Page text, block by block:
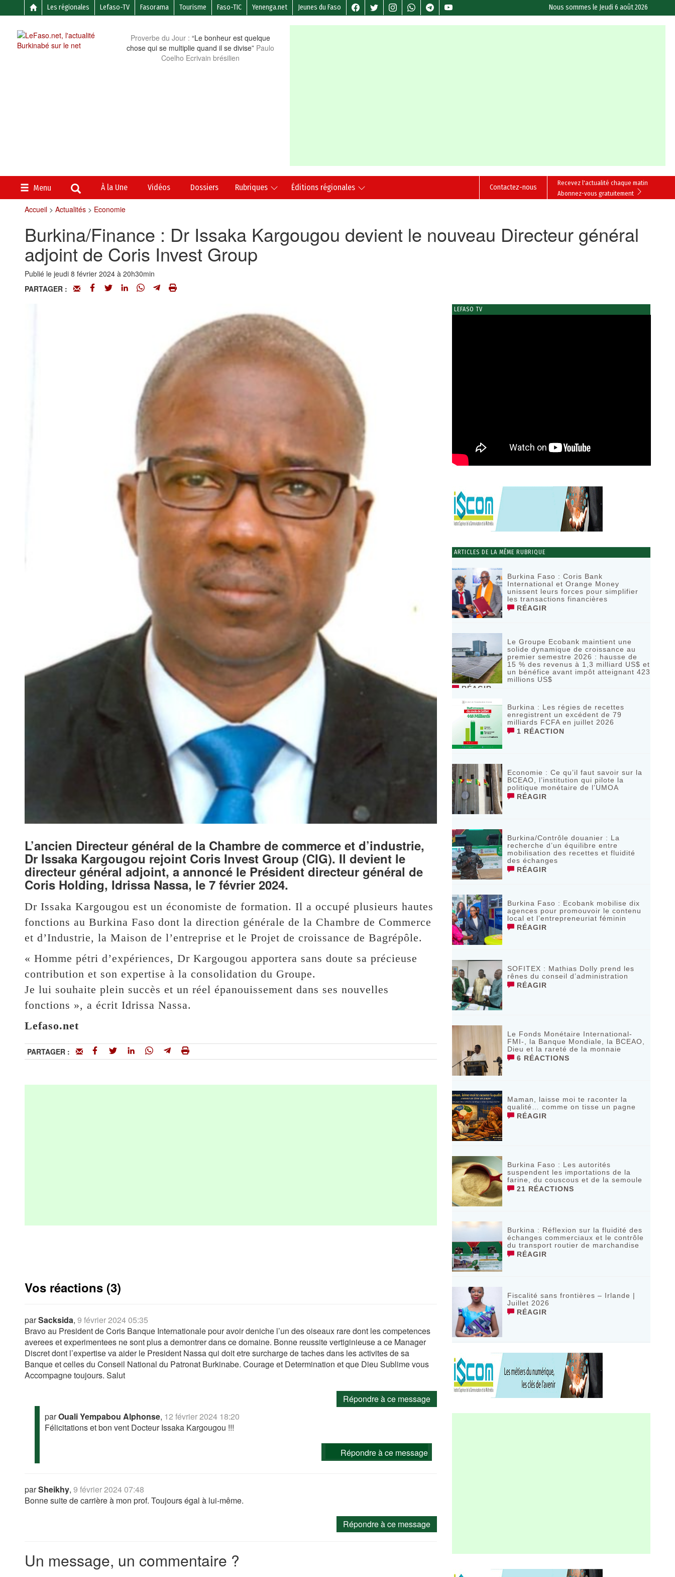
Les régionales Lefaso-TV Fasorama Tourisme Faso-TIC Yenenga.net Jeunes du Faso Nous sommes le Jeudi 6 août 2026
Proverbe du Jour : “Le bonheur est quelque
chose qui se multiplie quand il se divise” Paulo
Coelho Ecrivain brésilien
Menu À la Une Vidéos Dossiers Rubriques Éditions régionales
Recevez l'actualité chaque matin
Abonnez-vous gratuitement
Contactez-nous
Accueil> Actualités> Economie
Burkina/Finance : Dr Issaka Kargougou devient le nouveau Directeur général
adjoint de Coris Invest Group
Publié le jeudi 8 février 2024 à 20h30min
PARTAGER :
L’ancien Directeur général de la Chambre de commerce et d’industrie,
Dr Issaka Kargougou rejoint Coris Invest Group (CIG). Il devient le
directeur général adjoint, a annoncé le Président directeur général de
Coris Holding, Idrissa Nassa, le 7 février 2024.
Dr Issaka Kargougou est un économiste de formation. Il a occupé plusieurs hautes
fonctions au Burkina Faso dont la direction générale de la Chambre de Commerce
et d’Industrie, la Maison de l’entreprise et le Projet de croissance de Bagrépôle.
« Homme pétri d’expériences, Dr Kargougou apportera sans doute sa précieuse
contribution et son expertise à la consolidation du Groupe.
Je lui souhaite plein succès et un réel épanouissement dans ses nouvelles
fonctions », a écrit Idrissa Nassa.
Lefaso.net
PARTAGER :
Vos réactions (3)
parSacksida, 9 février 2024 05:35
Bravo au President de Coris Banque Internationale pour avoir deniche l’un des oiseaux rare dont les competences
averees et experimentees ne sont plus a demontrer dans ce domaine. Bonne reussite vertiginieuse a ce Manager
Discret dont l’expertise va aider le President Nassa qui doit etre surcharge de taches dans les activites de sa
Banque et celles du Conseil National du Patronat Burkinabe. Courage et Determination et que Dieu Sublime vous
Accompagne toujours. Salut
Répondre à ce message
parOuali Yempabou Alphonse, 12 février 2024 18:20
Félicitations et bon vent Docteur Issaka Kargougou !!!
Répondre à ce message
parSheikhy, 9 février 2024 07:48
Bonne suite de carrière à mon prof. Toujours égal à lui-même.
Répondre à ce message
Un message, un commentaire ?
LEFASO TV
ARTICLES DE LA MÊME RUBRIQUE
Burkina Faso : Coris Bank
International et Orange Money
unissent leurs forces pour simplifier
les transactions financières
RÉAGIR
Le Groupe Ecobank maintient une
solide dynamique de croissance au
premier semestre 2026 : hausse de
15 % des revenus à 1,3 milliard US$ et
un bénéfice avant impôt atteignant 423
millions US$
RÉAGIR
Burkina : Les régies de recettes
enregistrent un excédent de 79
milliards FCFA en juillet 2026
1 RÉACTION
Economie : Ce qu’il faut savoir sur la
BCEAO, l’institution qui pilote la
politique monétaire de l’UMOA
RÉAGIR
Burkina/Contrôle douanier : La
recherche d’un équilibre entre
mobilisation des recettes et fluidité
des échanges
RÉAGIR
Burkina Faso : Ecobank mobilise dix
agences pour promouvoir le contenu
local et l’entrepreneuriat féminin
RÉAGIR
SOFITEX : Mathias Dolly prend les
rênes du conseil d’administration
RÉAGIR
Le Fonds Monétaire International-
FMI-, la Banque Mondiale, la BCEAO,
Dieu et la rareté de la monnaie
6 RÉACTIONS
Maman, laisse moi te raconter la
qualité… comme on tisse un pagne
RÉAGIR
Burkina Faso : Les autorités
suspendent les importations de la
farine, du couscous et de la semoule
21 RÉACTIONS
Burkina : Réflexion sur la fluidité des
échanges commerciaux et le contrôle
du transport routier de marchandise
RÉAGIR
Fiscalité sans frontières – Irlande |
Juillet 2026
RÉAGIR